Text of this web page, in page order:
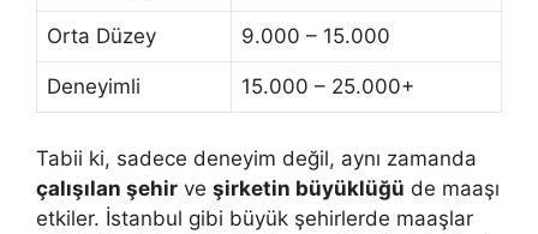
Orta Düzey 9.000 – 15.000
Deneyimli 15.000 – 25.000+
Tabii ki, sadece deneyim değil, aynı zamanda
çalışılan şehir ve şirketin büyüklüğü de maaşı
etkiler. İstanbul gibi büyük şehirlerde maaşlar